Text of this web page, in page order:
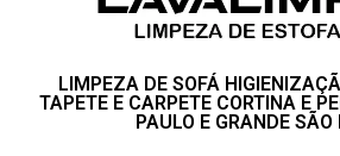
LIMPEZA DE SOFÁ
TAPETE E CARPETE CORTINA E
PAULO E GRANDE SÃO